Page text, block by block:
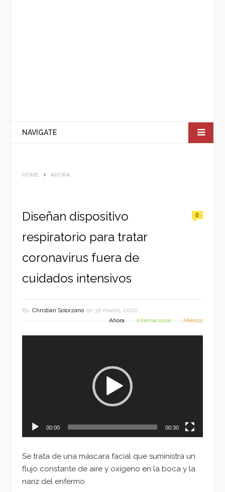
NAVIGATE
HOME AHORA
Diseñan dispositivo
respiratorio para tratar
coronavirus fuera de
cuidados intensivos
0
By Christian Solorzano on 30 marzo, 2020
Ahora
Internacional México
00:00 00:30
Se trata de una máscara facial que suministra un
flujo constante de aire y oxígeno en la boca y la
nariz del enfermo